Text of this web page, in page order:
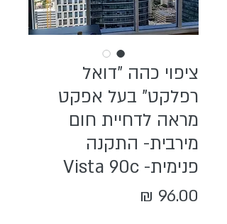
ציפוי כהה "דואל
רפלקט" בעל אפקט
מראה לדחיית חום
מירבית- התקנה
פנימית- Vista 90c